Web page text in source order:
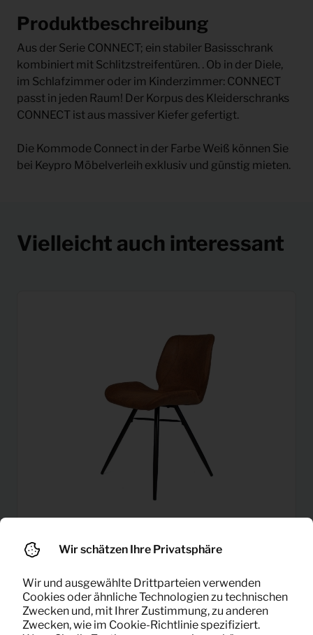
Produktbeschreibung
Aus der Serie CONNECT; ein stabiler Basisschrank
kombiniert mit Schlitzstreifentüren. . Ob in der Diele,
im Schlafzimmer oder im Kinderzimmer: CONNECT
passt in jeden Raum! Der Korpus des Kleiderschranks
CONNECT ist aus massiver Kiefer gefertigt.
Die Kommode Connect in der Farbe Weiß können Sie
bei Keypro Möbelverleih exklusiv und günstig mieten.
Vielleicht auch interessant
(cognac)
Pro Monat
(exklusiv MwSt)
Wir schätzen Ihre Privatsphäre
Wir und ausgewählte Drittparteien verwenden
Cookies oder ähnliche Technologien zu technischen
Zwecken und, mit Ihrer Zustimmung, zu anderen
Zwecken, wie im Cookie-Richtlinie spezifiziert.